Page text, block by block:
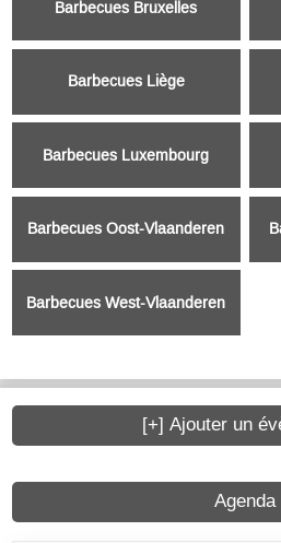
Barbecues Bruxelles
Barbecues Liège
Barbecues Luxembourg
Barbecues Oost-Vlaanderen
Barbecues West-Vlaanderen
Agenda
[+] Ajouter un